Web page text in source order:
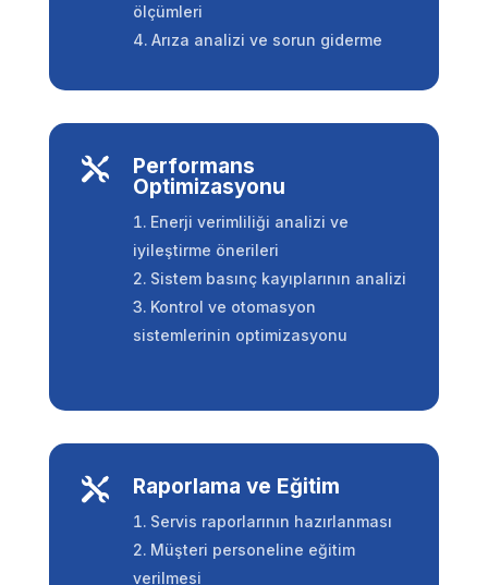
ölçümleri
Arıza analizi ve sorun giderme

Performans
Optimizasyonu
Enerji verimliliği analizi ve
iyileştirme önerileri
Sistem basınç kayıplarının analizi
Kontrol ve otomasyon
sistemlerinin optimizasyonu
 Raporlama ve Eğitim
Servis raporlarının hazırlanması
Müşteri personeline eğitim
verilmesi